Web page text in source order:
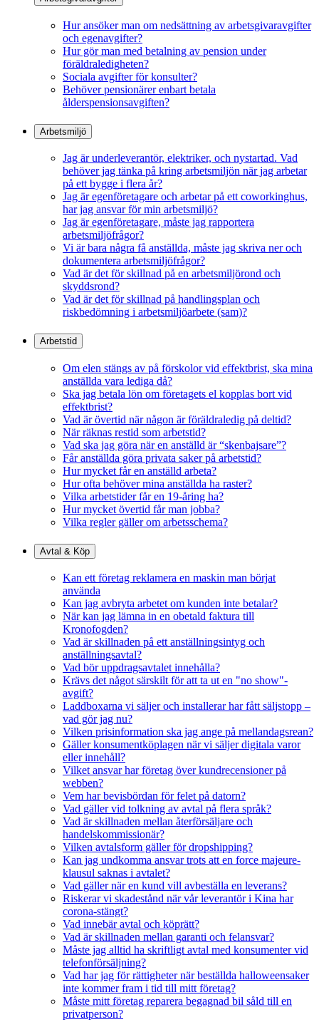
Hur ansöker man om nedsättning av arbetsgivaravgifter
och egenavgifter?
Hur gör man med betalning av pension under
föräldraledigheten?
Sociala avgifter för konsulter?
Behöver pensionärer enbart betala
ålderspensionsavgiften?
Arbetsmiljö
Jag är underleverantör, elektriker, och nystartad. Vad
behöver jag tänka på kring arbetsmiljön när jag arbetar
på ett bygge i flera år?
Jag är egenföretagare och arbetar på ett coworkinghus,
har jag ansvar för min arbetsmiljö?
Jag är egenföretagare, måste jag rapportera
arbetsmiljöfrågor?
Vi är bara några få anställda, måste jag skriva ner och
dokumentera arbetsmiljöfrågor?
Vad är det för skillnad på en arbetsmiljörond och
skyddsrond?
Vad är det för skillnad på handlingsplan och
riskbedömning i arbetsmiljöarbete (sam)?
Arbetstid
Om elen stängs av på förskolor vid effektbrist, ska mina
anställda vara lediga då?
Ska jag betala lön om företagets el kopplas bort vid
effektbrist?
Vad är övertid när någon är föräldraledig på deltid?
När räknas restid som arbetstid?
Vad ska jag göra när en anställd är “skenbajsare”?
Får anställda göra privata saker på arbetstid?
Hur mycket får en anställd arbeta?
Hur ofta behöver mina anställda ha raster?
Vilka arbetstider får en 19-åring ha?
Hur mycket övertid får man jobba?
Vilka regler gäller om arbetsschema?
Avtal & Köp
Kan ett företag reklamera en maskin man börjat
använda
Kan jag avbryta arbetet om kunden inte betalar?
När kan jag lämna in en obetald faktura till
Kronofogden?
Vad är skillnaden på ett anställningsintyg och
anställningsavtal?
Vad bör uppdragsavtalet innehålla?
Krävs det något särskilt för att ta ut en "no show"-
avgift?
Laddboxarna vi säljer och installerar har fått säljstopp –
vad gör jag nu?
Vilken prisinformation ska jag ange på mellandagsrean?
Gäller konsumentköplagen när vi säljer digitala varor
eller innehåll?
Vilket ansvar har företag över kundrecensioner på
webben?
Vem har bevisbördan för felet på datorn?
Vad gäller vid tolkning av avtal på flera språk?
Vad är skillnaden mellan återförsäljare och
handelskommissionär?
Vilken avtalsform gäller för dropshipping?
Kan jag undkomma ansvar trots att en force majeure-
klausul saknas i avtalet?
Vad gäller när en kund vill avbeställa en leverans?
Riskerar vi skadestånd när vår leverantör i Kina har
corona-stängt?
Vad innebär avtal och köprätt?
Vad är skillnaden mellan garanti och felansvar?
Måste jag alltid ha skriftligt avtal med konsumenter vid
telefonförsäljning?
Vad har jag för rättigheter när beställda halloweensaker
inte kommer fram i tid till mitt företag?
Måste mitt företag reparera begagnad bil såld till en
privatperson?